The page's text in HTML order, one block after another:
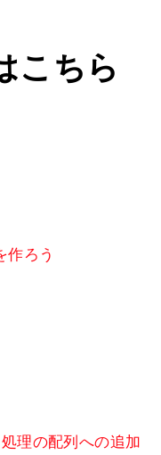
こちら
作ろう
理の配列への追加